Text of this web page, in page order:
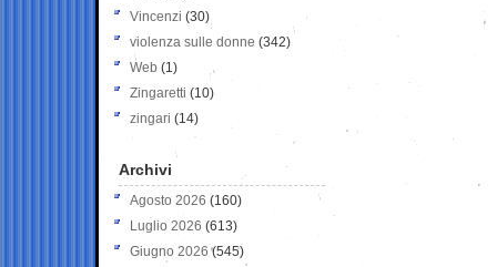
Vincenzi (30)
violenza sulle donne (342)
Web (1)
Zingaretti (10)
zingari (14)
Archivi
Agosto 2026 (160)
Luglio 2026 (613)
Giugno 2026 (545)